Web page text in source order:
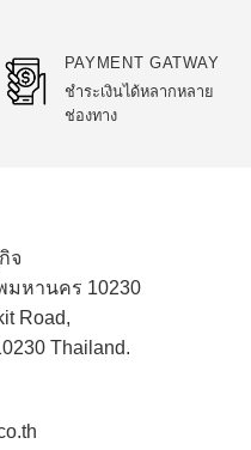
product
page
PAYMENT GATWAY
ชำระเงินได้หลากหลาย
ช่องทาง
จ
มหานคร 10230
Road,
Thailand.